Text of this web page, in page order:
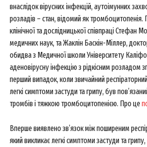
внаслідок вірусних інфекцій, аутоімунних
розладів – стан, відомий як тромбоцитопенія.
клінічної та дослідницької співпраці Стефан
медичних наук, та Жаклін Баскін-Міллер,
обидва з Медичної школи Університету
аденовірусну інфекцію з рідкісним розладом
перший випадок, коли звичайний
легкі симптоми застуди та грипу, був
тромбів і тяжкою тромбоцитопенією. Про це
Вперше виявлено зв’язок між поширеним
який викликає легкі симптоми застуди та